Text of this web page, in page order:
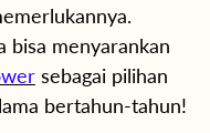
bisa menyarankan
sebagai pilihan
bertahun-tahun!